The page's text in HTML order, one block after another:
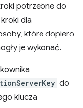
potrzebne do
dla
które dopiero
je wykonać.
do
klucza